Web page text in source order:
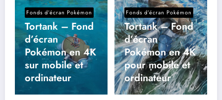
Fonds d’écran Pokémon
Tortank – Fond
d’écran
Pokémon en 4K
sur mobile et
ordinateur
Fonds d’écran Pokémon
Tortank – Fond
d’écran
Pokémon en 4K
pour mobile et
ordinateur